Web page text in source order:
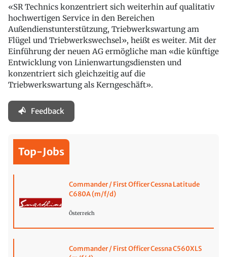
«SR Technics konzentriert sich weiterhin auf qualitativ
hochwertigen Service in den Bereichen
Außendienstunterstützung, Triebwerkswartung am
Flügel und Triebwerkswechsel», heißt es weiter. Mit der
Einführung der neuen AG ermögliche man «die künftige
Entwicklung von Linienwartungsdiensten und
konzentriert sich gleichzeitig auf die
Triebwerkswartung als Kerngeschäft».
Feedback
Top-Jobs
Commander / First Officer Cessna Latitude
C680A (m/f/d)
Österreich
Commander / First Officer Cessna C560XLS